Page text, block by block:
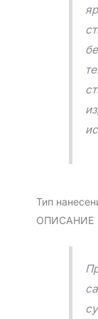
Тип
ОПИСАНИЕ